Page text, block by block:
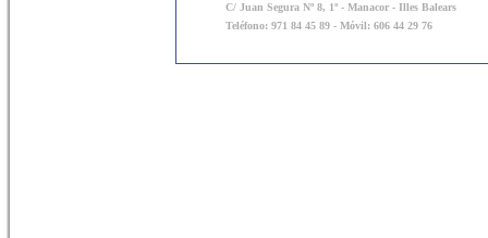
C/ Juan Segura Nº 8, 1º - Manacor - Illes Balears
Teléfono: 971 84 45 89 - Móvil: 606 44 29 76